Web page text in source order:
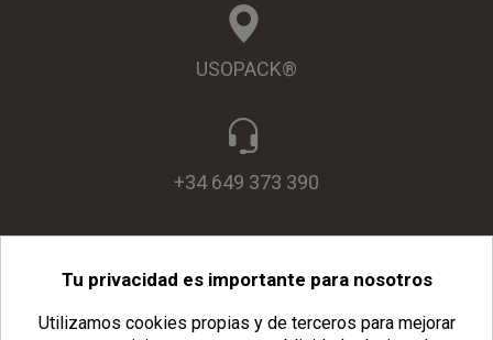
USOPACK®
+34 649 373 390
info@usopack.com
Tu privacidad es importante para nosotros
Utilizamos cookies propias y de terceros para mejorar